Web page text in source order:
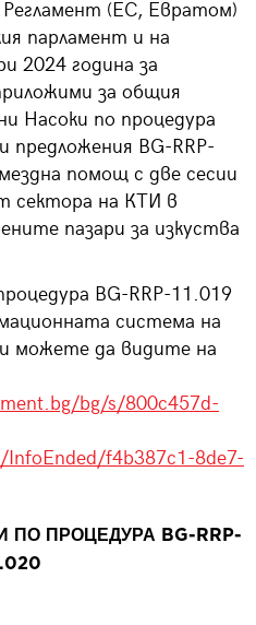
(ЕС, Евратом)
парламент и на
2024 година за
за общия
Насоки по процедура
предложения BG-RRP-
помощ с две сесии
сектора на КТИ в
пазари за изкуства
BG-RRP-11.019
система на
можете да видите на
bg/s/800c457d-
InfoEnded/f4b387c1-8de7-
ПРОЦЕДУРА BG-RRP-